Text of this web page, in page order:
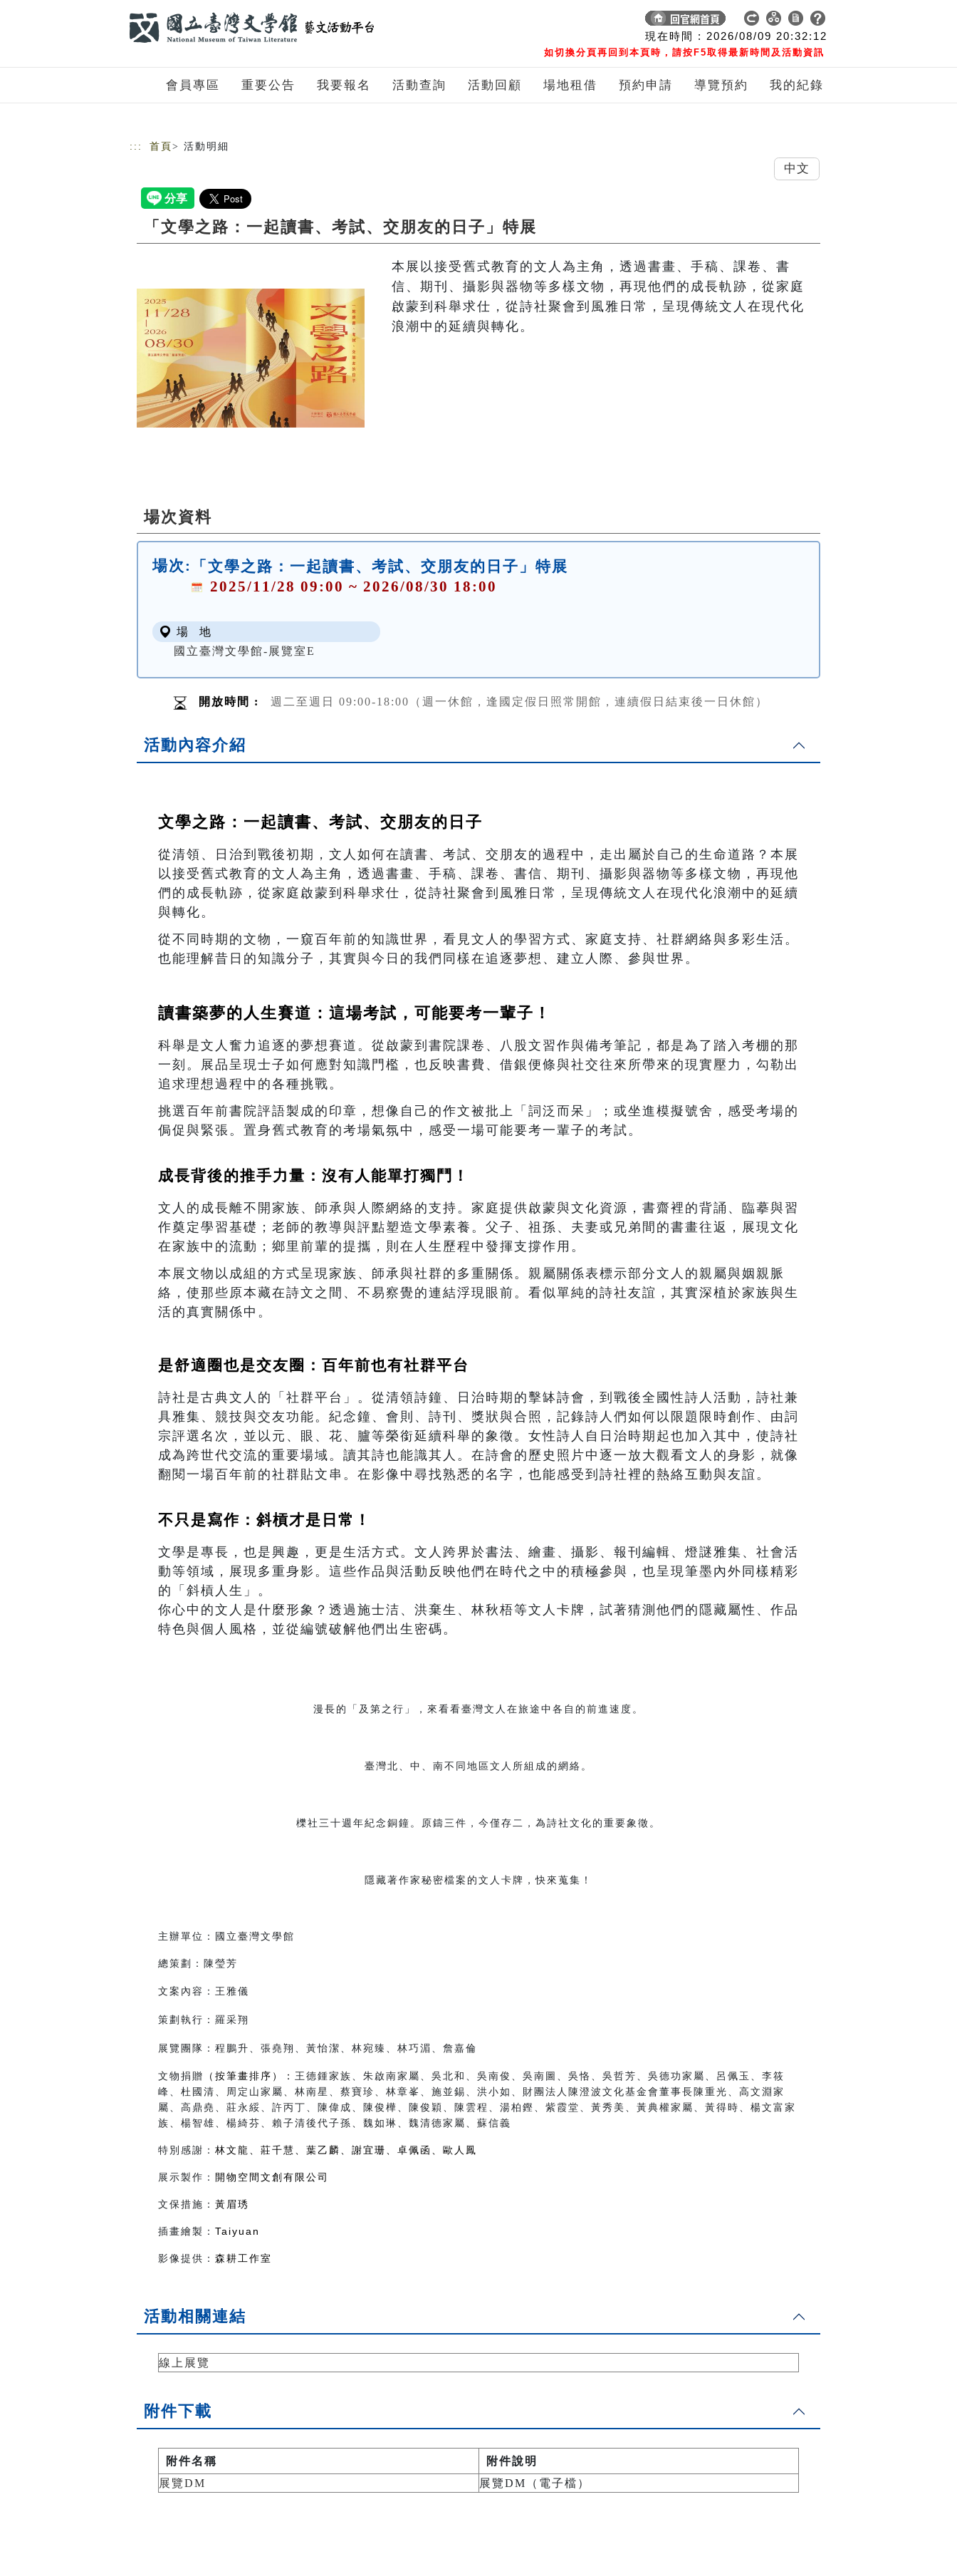
現在時間 : 2026/08/09 20:32:12
如切換分頁再回到本頁時，請按F5取得最新時間及活動資訊
會員專區 重要公告 我要報名 活動查詢 活動回顧 場地租借 預約申請 導覽預約 我的紀錄
::: 首頁 > 活動明細
「文學之路：一起讀書、考試、交朋友的日子」特展
本展以接受舊式教育的文人為主角，透過書畫、手稿、課卷、書
信、期刊、攝影與器物等多樣文物，再現他們的成長軌跡，從家庭
啟蒙到科舉求仕，從詩社聚會到風雅日常，呈現傳統文人在現代化
浪潮中的延續與轉化。
場次資料
場次:
「文學之路：一起讀書、考試、交朋友的日子」特展
2025/11/28 09:00 ~ 2026/08/30 18:00
場 地
國立臺灣文學館-展覽室E
開放時間 : 週二至週日 09:00-18:00（週一休館，逢國定假日照常開館，連續假日結束後一日休館）
活動內容介紹
文學之路：一起讀書、考試、交朋友的日子
從清領、日治到戰後初期，文人如何在讀書、考試、交朋友的過程中，走出屬於自己的生命道路？本展
以接受舊式教育的文人為主角，透過書畫、手稿、課卷、書信、期刊、攝影與器物等多樣文物，再現他
們的成長軌跡，從家庭啟蒙到科舉求仕，從詩社聚會到風雅日常，呈現傳統文人在現代化浪潮中的延續
與轉化。
從不同時期的文物，一窺百年前的知識世界，看見文人的學習方式、家庭支持、社群網絡與多彩生活。
也能理解昔日的知識分子，其實與今日的我們同樣在追逐夢想、建立人際、參與世界。
讀書築夢的人生賽道：這場考試，可能要考一輩子！
科舉是文人奮力追逐的夢想賽道。從啟蒙到書院課卷、八股文習作與備考筆記，都是為了踏入考棚的那
一刻。展品呈現士子如何應對知識門檻，也反映書費、借銀便條與社交往來所帶來的現實壓力，勾勒出
追求理想過程中的各種挑戰。
挑選百年前書院評語製成的印章，想像自己的作文被批上「詞泛而呆」；或坐進模擬號舍，感受考場的
侷促與緊張。置身舊式教育的考場氣氛中，感受一場可能要考一輩子的考試。
成長背後的推手力量：沒有人能單打獨鬥！
文人的成長離不開家族、師承與人際網絡的支持。家庭提供啟蒙與文化資源，書齋裡的背誦、臨摹與習
作奠定學習基礎；老師的教導與評點塑造文學素養。父子、祖孫、夫妻或兄弟間的書畫往返，展現文化
在家族中的流動；鄉里前輩的提攜，則在人生歷程中發揮支撐作用。
本展文物以成組的方式呈現家族、師承與社群的多重關係。親屬關係表標示部分文人的親屬與姻親脈
絡，使那些原本藏在詩文之間、不易察覺的連結浮現眼前。看似單純的詩社友誼，其實深植於家族與生
活的真實關係中。
是舒適圈也是交友圈：百年前也有社群平台
詩社是古典文人的「社群平台」。從清領詩鐘、日治時期的擊缽詩會，到戰後全國性詩人活動，詩社兼
具雅集、競技與交友功能。紀念鐘、會則、詩刊、獎狀與合照，記錄詩人們如何以限題限時創作、由詞
宗評選名次，並以元、眼、花、臚等榮銜延續科舉的象徵。女性詩人自日治時期起也加入其中，使詩社
成為跨世代交流的重要場域。讀其詩也能識其人。在詩會的歷史照片中逐一放大觀看文人的身影，就像
翻閱一場百年前的社群貼文串。在影像中尋找熟悉的名字，也能感受到詩社裡的熱絡互動與友誼。
不只是寫作：斜槓才是日常！
文學是專長，也是興趣，更是生活方式。文人跨界於書法、繪畫、攝影、報刊編輯、燈謎雅集、社會活
動等領域，展現多重身影。這些作品與活動反映他們在時代之中的積極參與，也呈現筆墨內外同樣精彩
的「斜槓人生」。
你心中的文人是什麼形象？透過施士洁、洪棄生、林秋梧等文人卡牌，試著猜測他們的隱藏屬性、作品
特色與個人風格，並從編號破解他們出生密碼。
漫長的「及第之行」，來看看臺灣文人在旅途中各自的前進速度。
臺灣北、中、南不同地區文人所組成的網絡。
櫟社三十週年紀念銅鐘。原鑄三件，今僅存二，為詩社文化的重要象徵。
隱藏著作家秘密檔案的文人卡牌，快來蒐集！
主辦單位：國立臺灣文學館
總策劃：陳瑩芳
文案內容：王雅儀
策劃執行：羅采翔
展覽團隊：程鵬升、張堯翔、黃怡潔、林宛臻、林巧湄、詹嘉倫
文物捐贈 （按筆畫排序） ： 王德鍾家族、朱啟南家屬、吳北和、吳南俊、吳南圖、吳恪、吳哲芳、吳德功家屬、呂佩玉、李筱
峰、杜國清、周定山家屬、林南星、蔡寶珍、林章峯、施並錫、洪小如、財團法人陳澄波文化基金會董事長陳重光、高文淵家
屬、高鼎堯、莊永綏、許丙丁、陳偉成、陳俊樺、陳俊穎、陳雲程、湯柏鏗、紫霞堂、黃秀美、黃典權家屬、黃得時、楊文富家
族、楊智雄、楊綺芬、賴子清後代子孫、魏如琳、魏清德家屬、蘇信義
特別感謝： 林文龍、莊千慧、葉乙麟、謝宜珊、卓佩函、歐人鳳
展示製作： 開物空間文創有限公司
文保措施： 黃眉琇
插畫繪製： Taiyuan
影像提供： 森耕工作室
活動相關連結
線上展覽
附件下載
附件名稱
附件說明
展覽DM
展覽DM（電子檔）